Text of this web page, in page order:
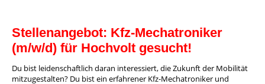
Stellenangebot: Kfz-Mechatroniker
(m/w/d) für Hochvolt gesucht!
Du bist leidenschaftlich daran interessiert, die Zukunft der Mobilität
mitzugestalten? Du bist ein erfahrener Kfz-Mechatroniker und